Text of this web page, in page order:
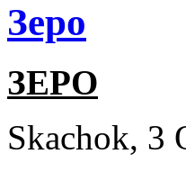
Зеро
ЗЕРО
Skachok, 3